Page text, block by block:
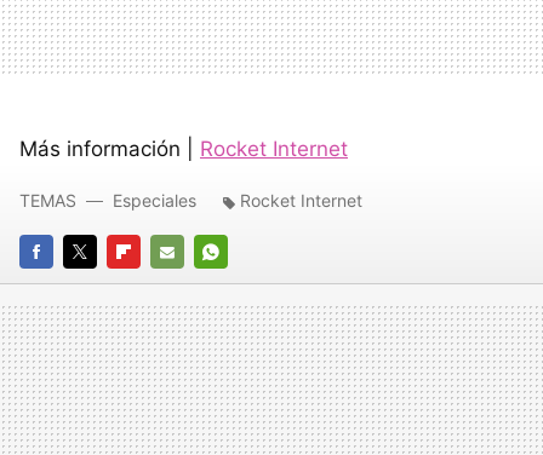
Más información | Rocket Internet
FACEBOOK
TWITTERFLIPBOARD
E-
MAIL
WHATSAPP
TEMAS Especiales Rocket Internet